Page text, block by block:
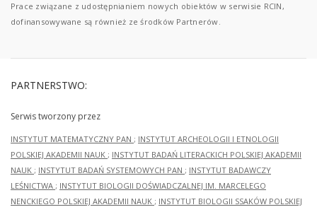
Prace związane z udostępnianiem nowych obiektów w serwisie RCIN,
dofinansowywane są również ze środków Partnerów.
PARTNERSTWO:
Serwis tworzony przez
INSTYTUT MATEMATYCZNY PAN ; INSTYTUT ARCHEOLOGII I ETNOLOGII
POLSKIEJ AKADEMII NAUK ; INSTYTUT BADAŃ LITERACKICH POLSKIEJ AKADEMII
NAUK ; INSTYTUT BADAŃ SYSTEMOWYCH PAN ; INSTYTUT BADAWCZY
LEŚNICTWA ; INSTYTUT BIOLOGII DOŚWIADCZALNEJ IM. MARCELEGO
NENCKIEGO POLSKIEJ AKADEMII NAUK ; INSTYTUT BIOLOGII SSAKÓW POLSKIEJ